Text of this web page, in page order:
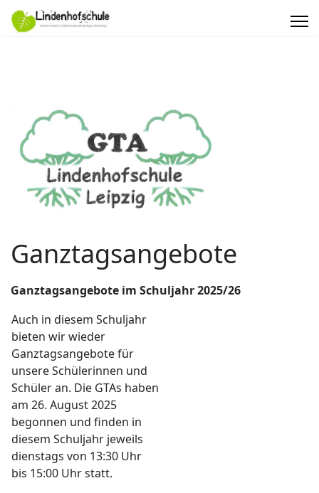
Ganztagsangebote
Ganztagsangebote im Schuljahr 2025/26
Auch in diesem Schuljahr
bieten wir wieder
Ganztagsangebote für
unsere Schülerinnen und
Schüler an. Die GTAs haben
am 26. August 2025
begonnen und finden in
diesem Schuljahr jeweils
dienstags von 13:30 Uhr
bis 15:00 Uhr statt.